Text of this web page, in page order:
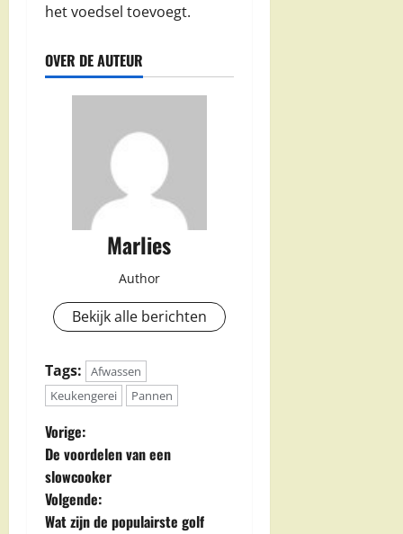
het voedsel toevoegt.
OVER DE AUTEUR
Marlies
Author
Bekijk alle berichten
Tags:
Afwassen
Keukengerei
Pannen
B
e
r
Vorige:
De voordelen van een
slowcooker
Volgende:
Wat zijn de populairste golf